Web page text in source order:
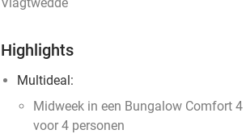
Highlights
Multideal:
Midweek in een Bungalow Comfort 4
voor 4 personen